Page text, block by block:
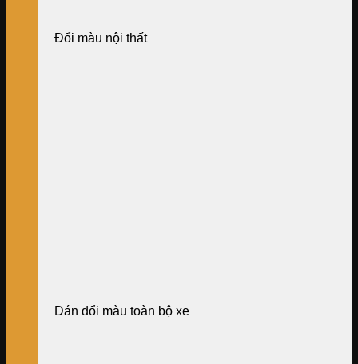
Đổi màu nội thất
Dán đổi màu toàn bộ xe